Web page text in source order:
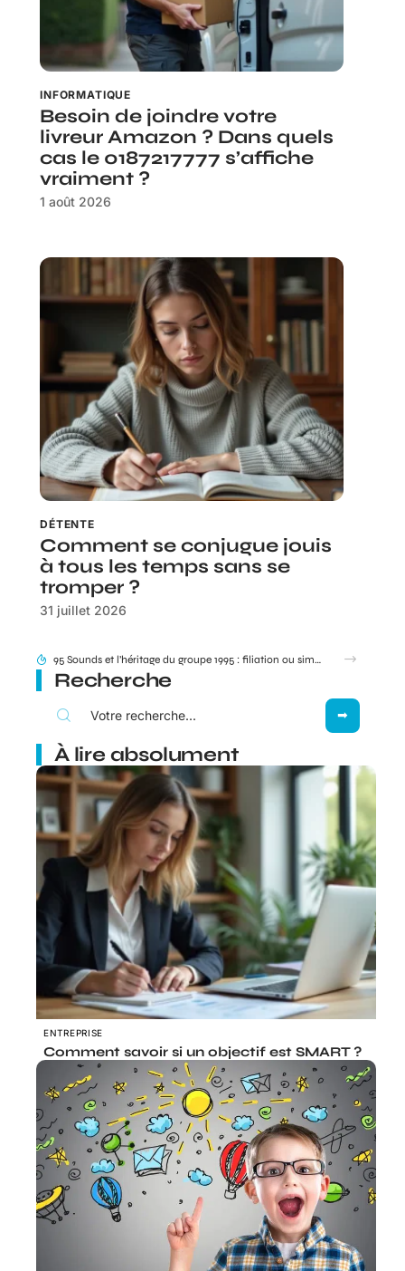
INFORMATIQUE
Besoin de joindre votre
livreur Amazon ? Dans quels
cas le 0187217777 s’affiche
vraiment ?
1 août 2026
DÉTENTE
Comment se conjugue jouis
à tous les temps sans se
tromper ?
31 juillet 2026
Besoin de joindre votre livreur Amazon ? Dans quels cas le 0187217777 s’affiche vraiment ?
Recherche
À lire absolument
ENTREPRISE
Comment savoir si un objectif est SMART ?